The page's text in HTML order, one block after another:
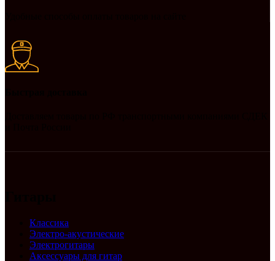
Классика
Электро-акустические
Электрогитары
Аксессуары для гитар